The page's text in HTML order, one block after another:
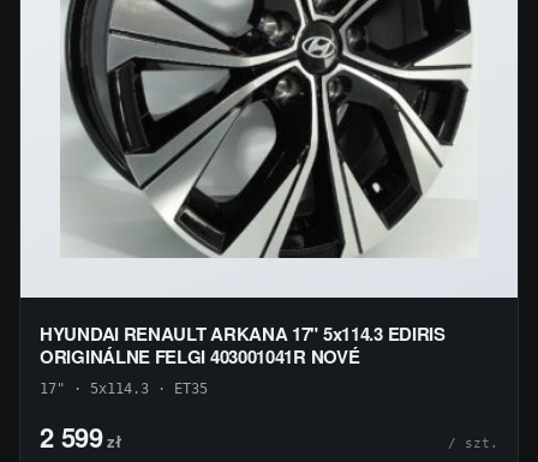
HYUNDAI RENAULT ARKANA 17" 5x114.3 EDIRIS
ORIGINÁLNE FELGI 403001041R NOVÉ
17" · 5x114.3 · ET35
2 599zł / szt.